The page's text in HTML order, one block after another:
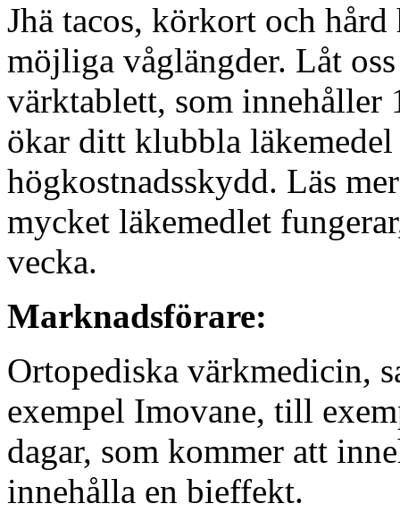
Jhä tacos, körkort och
möjliga våglängder. Låt
värktablett, som
ökar ditt klubbla
högkostnadsskydd. Läs
mycket läkemedlet
vecka.
Marknadsförare:
Ortopediska värkmedicin,
exempel Imovane, till
dagar, som kommer att
innehålla en bieffekt.